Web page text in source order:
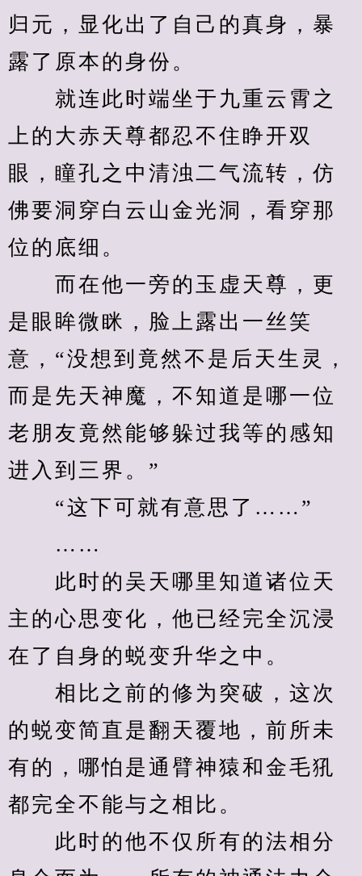
归元，显化出了自己的真身，暴
露了原本的身份。
就连此时端坐于九重云霄之
上的大赤天尊都忍不住睁开双
眼，瞳孔之中清浊二气流转，仿
佛要洞穿白云山金光洞，看穿那
位的底细。
而在他一旁的玉虚天尊，更
是眼眸微眯，脸上露出一丝笑
意，“没想到竟然不是后天生灵，
而是先天神魔，不知道是哪一位
老朋友竟然能够躲过我等的感知
进入到三界。”
“这下可就有意思了……”
……
此时的吴天哪里知道诸位天
主的心思变化，他已经完全沉浸
在了自身的蜕变升华之中。
相比之前的修为突破，这次
的蜕变简直是翻天覆地，前所未
有的，哪怕是通臂神猿和金毛犼
都完全不能与之相比。
此时的他不仅所有的法相分